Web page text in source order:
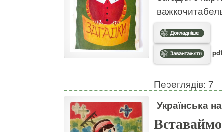
Переглядів: 7
Українська